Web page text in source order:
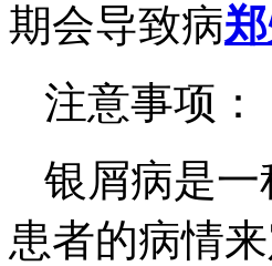
期会导致病
注意事项：
银屑病是
患者的病情